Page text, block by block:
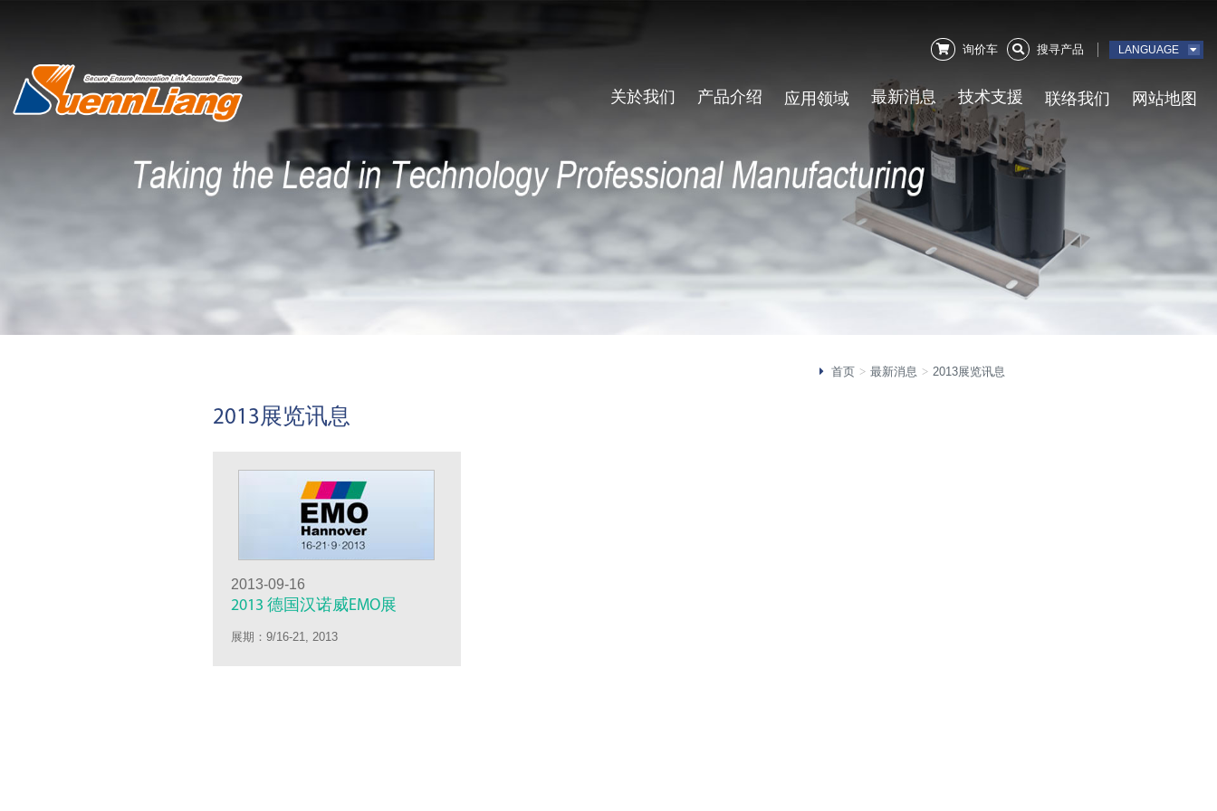
关於我们 产品介绍 应用领域 最新消息 技术支援 联络我们 网站地图
询价车 搜寻产品 LANGUAGE
首页 最新消息 2013展览讯息
2013展览讯息
2013-09-16
2013 德国汉诺威EMO展
展期：9/16-21, 2013